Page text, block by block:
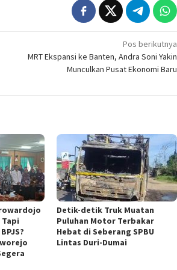
Pos berikutnya
MRT Ekspansi ke Banten, Andra Soni Yakin
Munculkan Pusat Ekonomi Baru
Detik-detik Truk Muatan
Puluhan Motor Terbakar
Hebat di Seberang SPBU
Lintas Duri-Dumai